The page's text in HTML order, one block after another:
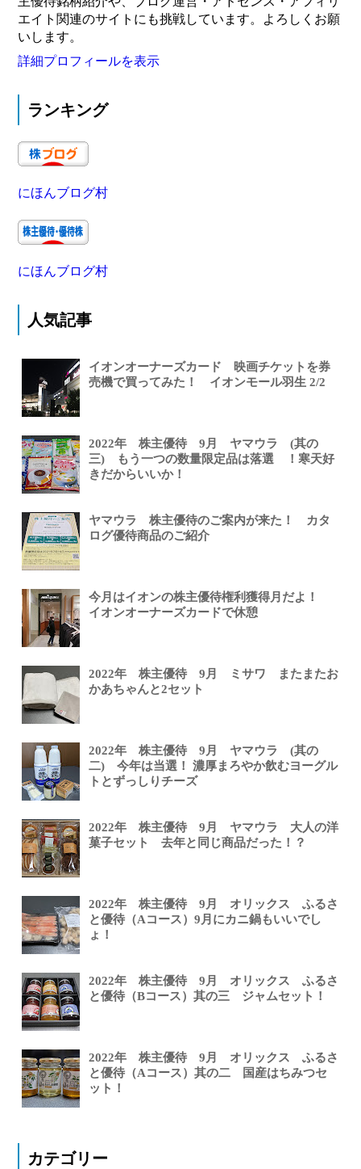
エイト関連のサイトにも挑戦しています。よろしくお願
いします。
詳細プロフィールを表示
ランキング
にほんブログ村
にほんブログ村
人気記事
イオンオーナーズカード 映画チケットを券
売機で買ってみた！ イオンモール羽生 2/2
2022年 株主優待 9月 ヤマウラ (其の
三) もう一つの数量限定品は落選 ！寒天好
きだからいいか！
ヤマウラ 株主優待のご案内が来た！ カタ
ログ優待商品のご紹介
今月はイオンの株主優待権利獲得月だよ！
イオンオーナーズカードで休憩
2022年 株主優待 9月 ミサワ またまたお
かあちゃんと2セット
2022年 株主優待 9月 ヤマウラ (其の
二) 今年は当選！ 濃厚まろやか飲むヨーグル
トとずっしりチーズ
2022年 株主優待 9月 ヤマウラ 大人の洋
菓子セット 去年と同じ商品だった！？
2022年 株主優待 9月 オリックス ふるさ
と優待（Aコース）9月にカニ鍋もいいでし
ょ！
2022年 株主優待 9月 オリックス ふるさ
と優待（Bコース）其の三 ジャムセット！
2022年 株主優待 9月 オリックス ふるさ
と優待（Aコース）其の二 国産はちみつセ
ット！
カテゴリー